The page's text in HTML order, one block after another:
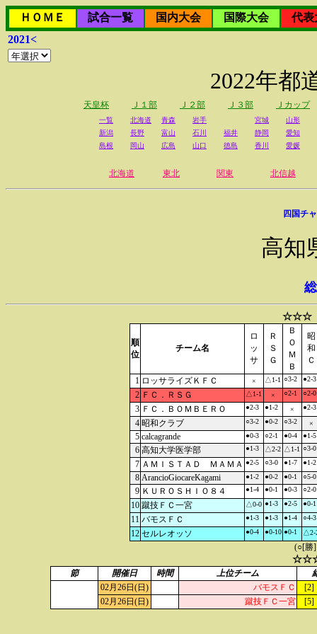
ＨＯＭＥ 試合一覧 国内大会 国際大会
代表
2021<
2022年都
天皇杯 Ｊ１部 Ｊ２部 Ｊ３部 Ｊカップ
一覧 北海道 青森 岩手 宮城
山形
新潟
長野 富山 石川 福井 静岡
愛知
島根
岡山 広島 山口 徳島 香川 愛媛
北海道 東北 関東 北信越
四国チ
高知
☆☆☆
順
位
チーム名
ロ
ッ
サ
Ｒ
Ｓ
Ｇ
Ｂ
Ｏ
Ｍ
Ｂ
昭
和
Ｃ
1 ロッサライズＫＦＣ × △1-1 ○3-2 ●2-3
2 ＦＣ．ＲＳＧ △1-1 × ○2-1 ○2-0
3 ＦＣ．ＢＯＭＢＥＲＯ ●2-3 ●1-2 × ●2-3
4 昭和クラブ ○3-2 ●0-2 ○3-2 ×
5 calcagrande ●0-3 ○2-1 ●0-4 ●1-5
6 高知大学医学部 ●1-3 △2-2 △1-1 ○3-0
7 ＡＭＩＳＴＡＤ ＭＡＭＡ ●2-5 ○3-0 ●1-7 ●1-2
8 ArancioGiocareKagami ●1-2 ●0-2 ●0-1 ○5-0
9 ＫＵＲＯＳＨＩＯ８４ ●1-4 ●0-1 ●0-3 ○2-0
10 蹴技ＦＣ一宮 △0-0 ●1-3 ●2-5 ●0-1
11 バモスＦＣ ●1-3 ●1-3 ●1-4 ○4-3
12 セルレオッソ ●0-4 ●0-10 ●0-1 △2-
(○[勝
節 開催日 時間 上位チーム
02月26日(日)
バモスＦＣ
[2]
02月26日(日)
蹴技ＦＣ一宮 [5]